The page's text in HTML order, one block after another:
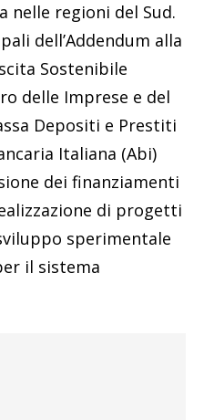
nelle regioni del Sud.
dell’Addendum alla
Sostenibile
delle Imprese e del
Depositi e Prestiti
Italiana (Abi)
dei finanziamenti
di progetti
sperimentale
il sistema